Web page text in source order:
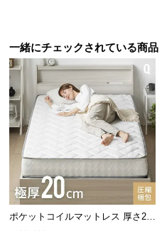
証
い
て
員
規
約
に
一緒にチェックされている商品
ポケットコイルマットレス 厚さ20